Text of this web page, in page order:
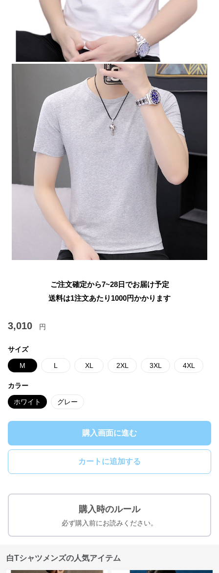
ご注文確定から7~28日でお届け予定
送料は1注文あたり 1000円かかります
3,010 円
サイズ
M L XL 2XL 3XL 4XL
カラー
ホワイト グレー
購入画面に進む
カートに追加する
購入時のルール
必ず購入前にお読みください。
白Tシャツメンズの人気アイテム